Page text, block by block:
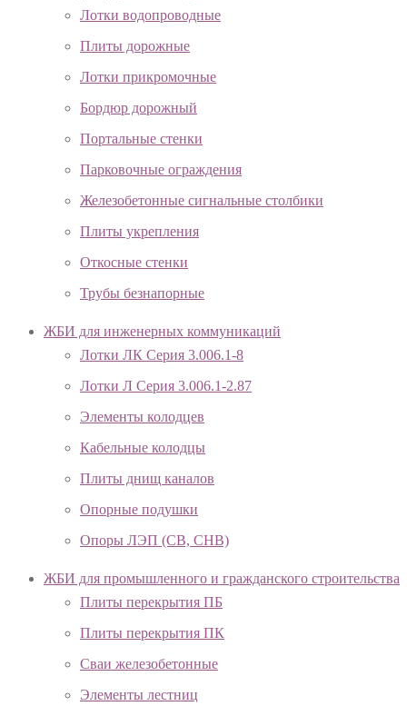
Лотки водопроводные
Плиты дорожные
Лотки прикромочные
Бордюр дорожный
Портальные стенки
Парковочные ограждения
Железобетонные сигнальные столбики
Плиты укрепления
Откосные стенки
Трубы безнапорные
ЖБИ для инженерных коммуникаций
Лотки ЛК Серия 3.006.1-8
Лотки Л Серия 3.006.1-2.87
Элементы колодцев
Кабельные колодцы
Плиты днищ каналов
Опорные подушки
Опоры ЛЭП (СВ, СНВ)
ЖБИ для промышленного и гражданского строительства
Плиты перекрытия ПБ
Плиты перекрытия ПК
Сваи железобетонные
Элементы лестниц